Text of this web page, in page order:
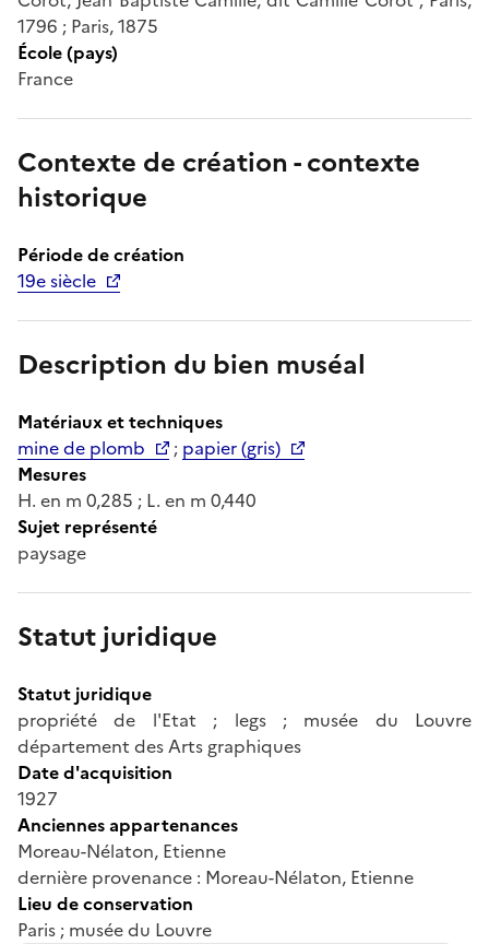
1796 ; Paris, 1875
École (pays)
France
Contexte de création - contexte
historique
Période de création
19e siècle
Description du bien muséal
Matériaux et techniques
mine de plomb
; papier (gris)
Mesures
H. en m 0,285 ; L. en m 0,440
Sujet représenté
paysage
Statut juridique
Statut juridique
propriété de l'Etat ; legs ; musée du Louvre
département des Arts graphiques
Date d'acquisition
1927
Anciennes appartenances
Moreau-Nélaton, Etienne
dernière provenance : Moreau-Nélaton, Etienne
Lieu de conservation
Paris ; musée du Louvre